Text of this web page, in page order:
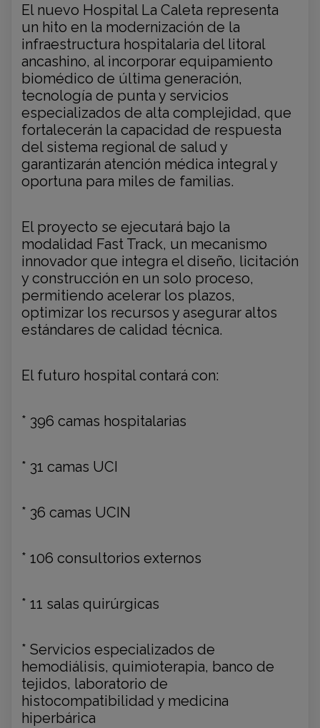
El nuevo Hospital La Caleta representa
un hito en la modernización de la
infraestructura hospitalaria del litoral
ancashino, al incorporar equipamiento
biomédico de última generación,
tecnología de punta y servicios
especializados de alta complejidad, que
fortalecerán la capacidad de respuesta
del sistema regional de salud y
garantizarán atención médica integral y
oportuna para miles de familias.
El proyecto se ejecutará bajo la
modalidad Fast Track, un mecanismo
innovador que integra el diseño, licitación
y construcción en un solo proceso,
permitiendo acelerar los plazos,
optimizar los recursos y asegurar altos
estándares de calidad técnica.
El futuro hospital contará con:
* 396 camas hospitalarias
* 31 camas UCI
* 36 camas UCIN
* 106 consultorios externos
* 11 salas quirúrgicas
* Servicios especializados de
hemodiálisis, quimioterapia, banco de
tejidos, laboratorio de
histocompatibilidad y medicina
hiperbárica